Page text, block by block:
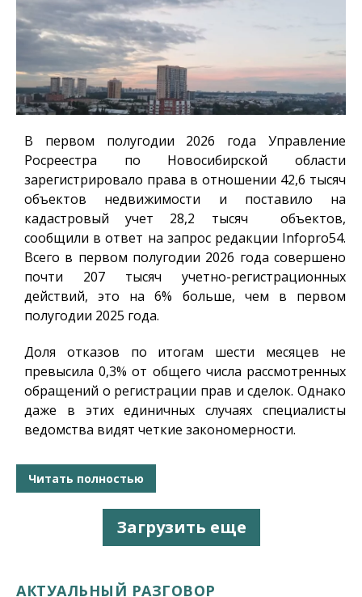
В первом полугодии 2026 года Управление
Росреестра по Новосибирской области
зарегистрировало права в отношении 42,6 тысяч
объектов недвижимости и поставило на
кадастровый учет 28,2 тысяч объектов,
сообщили в ответ на запрос редакции Infopro54.
Всего в первом полугодии 2026 года совершено
почти 207 тысяч учетно-регистрационных
действий, это на 6% больше, чем в первом
полугодии 2025 года.
Доля отказов по итогам шести месяцев не
превысила 0,3% от общего числа рассмотренных
обращений о регистрации прав и сделок. Однако
даже в этих единичных случаях специалисты
ведомства видят четкие закономерности.
Читать полностью
Загрузить еще
АКТУАЛЬНЫЙ РАЗГОВОР